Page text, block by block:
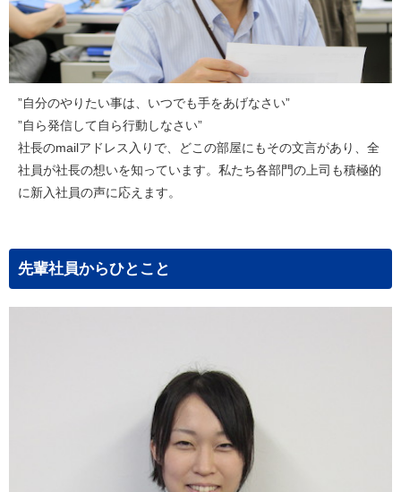
”自分のやりたい事は、いつでも手をあげなさい”
”自ら発信して自ら行動しなさい”
社長のmailアドレス入りで、どこの部屋にもその文言があり、全
社員が社長の想いを知っています。私たち各部門の上司も積極的
に新入社員の声に応えます。
先輩社員からひとこと